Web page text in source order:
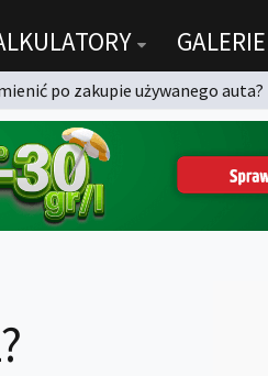
GALERIE
po zakupie używanego auta?